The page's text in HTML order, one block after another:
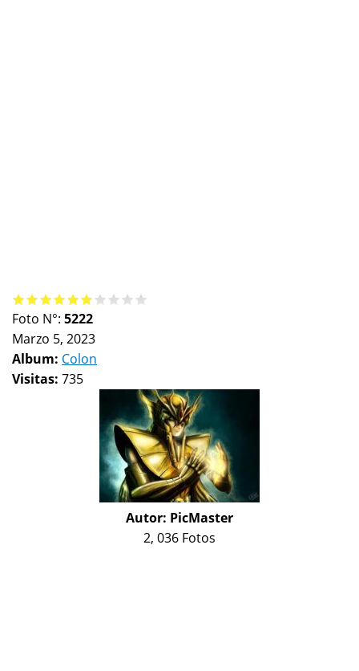
Foto N°: 5222
Marzo 5, 2023
Album: Colon
Visitas: 735
Autor: PicMaster
2, 036 Fotos